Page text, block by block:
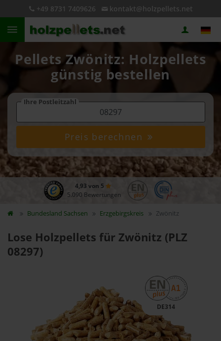
+49 8731 7409626 kontakt@holzpellets.net
Pellets Zwönitz: Holzpellets
günstig bestellen
Ihre Postleitzahl
Preis berechnen
4,93 von 5
5.090 Bewertungen
Bundesland Sachsen Erzgebirgskreis Zwönitz
Lose Holzpellets für Zwönitz (PLZ
08297)
DE314